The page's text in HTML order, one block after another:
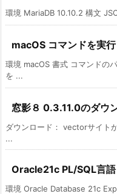
環境 MariaDB 10.10.2 構文
macOS コマンドを実
環境 macOS 書式 コマンドの
を ...
窓影８ 0.3.11.0のダウ
ダウンロード： vectorサイト
...
Oracle21c PL/SQL言
環境 Oracle Database 21c